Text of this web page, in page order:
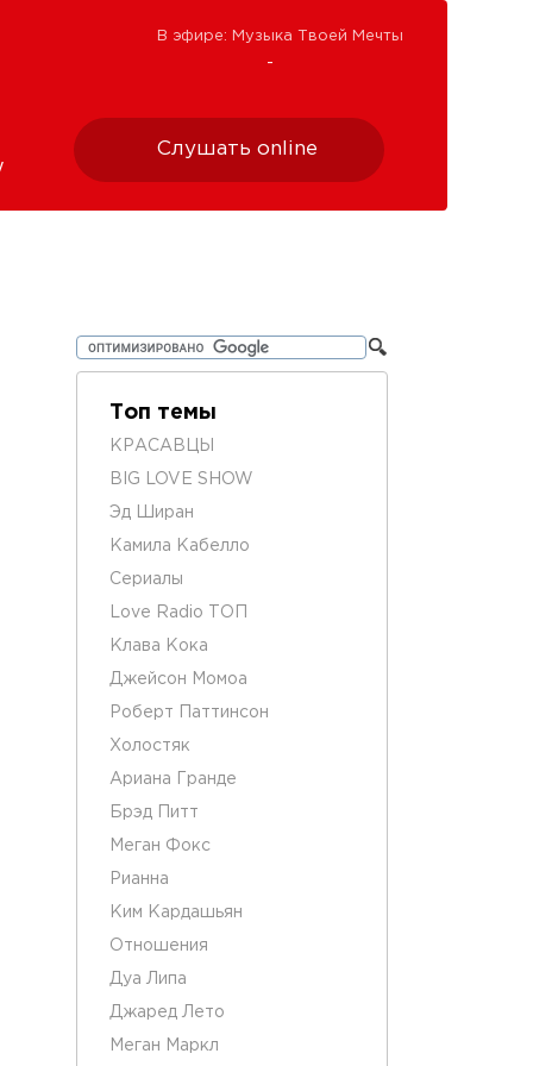
В эфире: Музыка Твоей Мечты
Слушать online
Топ темы
КРАСАВЦЫ
BIG LOVE SHOW
Эд Ширан
Камила Кабелло
Сериалы
Love Radio ТОП
Клава Кока
Джейсон Момоа
Роберт Паттинсон
Холостяк
Ариана Гранде
Брэд Питт
Меган Фокс
Рианна
Ким Кардашьян
Отношения
Дуа Липа
Джаред Лето
Меган Маркл